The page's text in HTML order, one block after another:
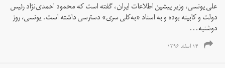
علی یونسی، وزیر پیشین اطلاعات ایران، گفته است که محمود احمدی‌نژاد رئیس
دولت و کابینه بوده و به اسناد «به‌کلی سری» دسترسی داشته است. یونسی، روز
دوشنبه...
۱۴ اسفند ۱۳۹۶